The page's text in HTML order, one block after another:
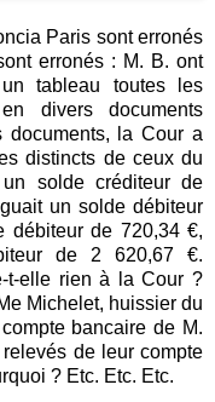
Paris sont erronés
erronés : M. B. ont
tableau toutes les
divers documents
documents, la Cour a
distincts de ceux du
solde créditeur de
un solde débiteur
débiteur de 720,34 €,
de 2 620,67 €.
t-elle rien à la Cour ?
Michelet, huissier du
bancaire de M.
de leur compte
? Etc. Etc. Etc.